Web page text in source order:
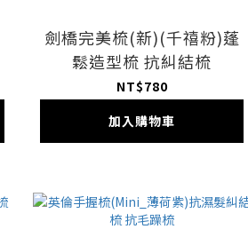
劍橋完美梳(新)(千禧粉)蓬
鬆造型梳 抗糾結梳
NT$780
加入購物車